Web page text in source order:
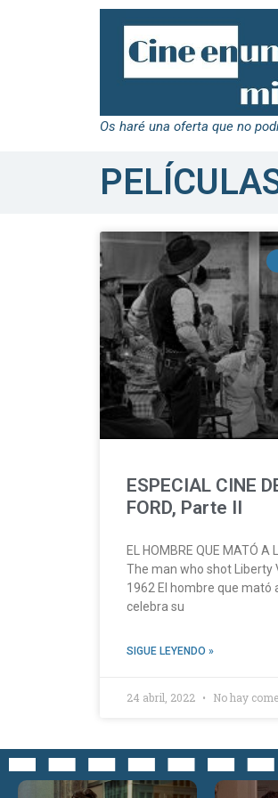
Os haré una oferta que no
ESPECIAL CINE
FORD, Parte II
EL HOMBRE QUE MATÓ A
The man who shot Liberty
1962 El hombre que mató
celebra su
SIGUE LEYENDO »
24 abril, 2022 No hay